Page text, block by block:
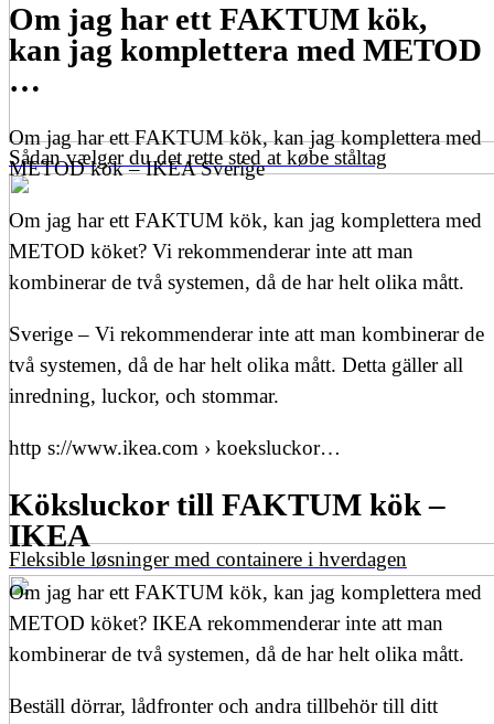
Sådan vælger du det rette sted at købe ståltag
Fleksible løsninger med containere i hverdagen
Om jag har ett FAKTUM kök,
kan jag komplettera med METOD
…
Om jag har ett FAKTUM kök, kan jag komplettera med
METOD kök – IKEA Sverige
Om jag har ett FAKTUM kök, kan jag komplettera med
METOD köket? Vi rekommenderar inte att man
kombinerar de två systemen, då de har helt olika mått.
Sverige – Vi rekommenderar inte att man kombinerar de
två systemen, då de har helt olika mått. Detta gäller all
inredning, luckor, och stommar.
http s://www.ikea.com › koeksluckor…
Köksluckor till FAKTUM kök –
IKEA
Om jag har ett FAKTUM kök, kan jag komplettera med
METOD köket? IKEA rekommenderar inte att man
kombinerar de två systemen, då de har helt olika mått.
Beställ dörrar, lådfronter och andra tillbehör till ditt